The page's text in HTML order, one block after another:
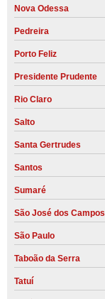
Nova Odessa
Pedreira
Porto Feliz
Presidente Prudente
Rio Claro
Salto
Santa Gertrudes
Santos
Sumaré
São José dos Campos
São Paulo
Taboão da Serra
Tatuí